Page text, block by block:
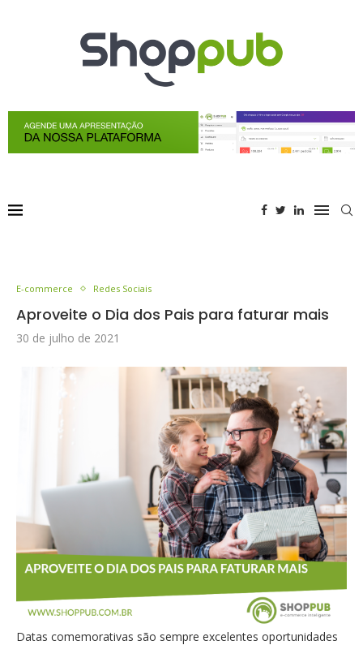
E-commerce Redes Sociais
Aproveite o Dia dos Pais para faturar mais
30 de julho de 2021
Datas comemorativas são sempre excelentes oportunidades